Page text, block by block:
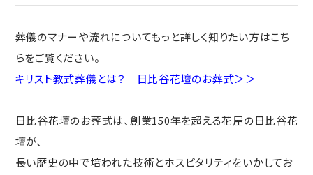
葬儀のマナーや流れについてもっと詳しく知りたい方はこち
らをご覧ください。
キリスト教式葬儀とは？｜日比谷花壇のお葬式＞＞
日比谷花壇のお葬式は、創業150年を超える花屋の日比谷花
壇が、
長い歴史の中で培われた技術とホスピタリティをいかしてお